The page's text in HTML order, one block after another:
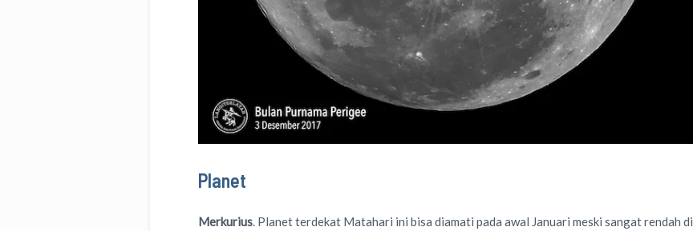
Planet
Merkurius. Planet terdekat Matahari ini bisa diamati pada awal Januari meski sangat rendah di